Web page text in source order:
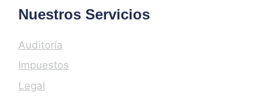
Nuestros Servicios
Auditoría
Impuestos
Legal